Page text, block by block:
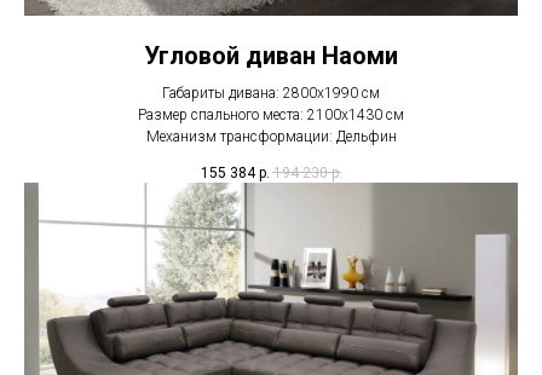
Угловой диван Наоми
Габариты дивана: 2800х1990 см
Размер спального места: 2100х1430 см
Механизм трансформации: Дельфин
155 384 р. 194 230 р.